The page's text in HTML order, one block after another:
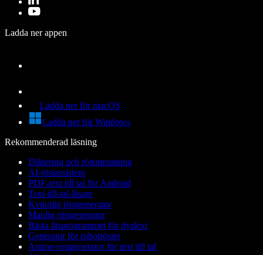
Ladda ner appen
Ladda ner för macOS
Ladda ner för Windows
Rekommenderad läsning
Diktering och röstinmatning
AI-röstassistent
PDF-text till tal för Android
Text-till-tal-läsare
Kvinnlig röstgenerator
Manlig röstgenerator
Bästa läsprogrammet för dyslexi
Generator för robotröster
Anime-röstgenerator för text till tal